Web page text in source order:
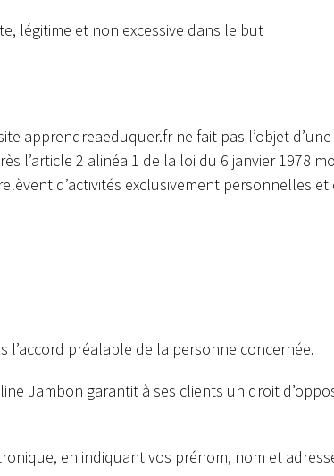
légitime et non excessive dans le but
apprendreaeduquer.fr ne fait pas l’objet
l’article 2 alinéa 1 de la loi du 6 janvier 1978
d’activités exclusivement personnelles
l’accord préalable de la personne concernée.
Jambon garantit à ses clients un droit
en indiquant vos prénom, nom et